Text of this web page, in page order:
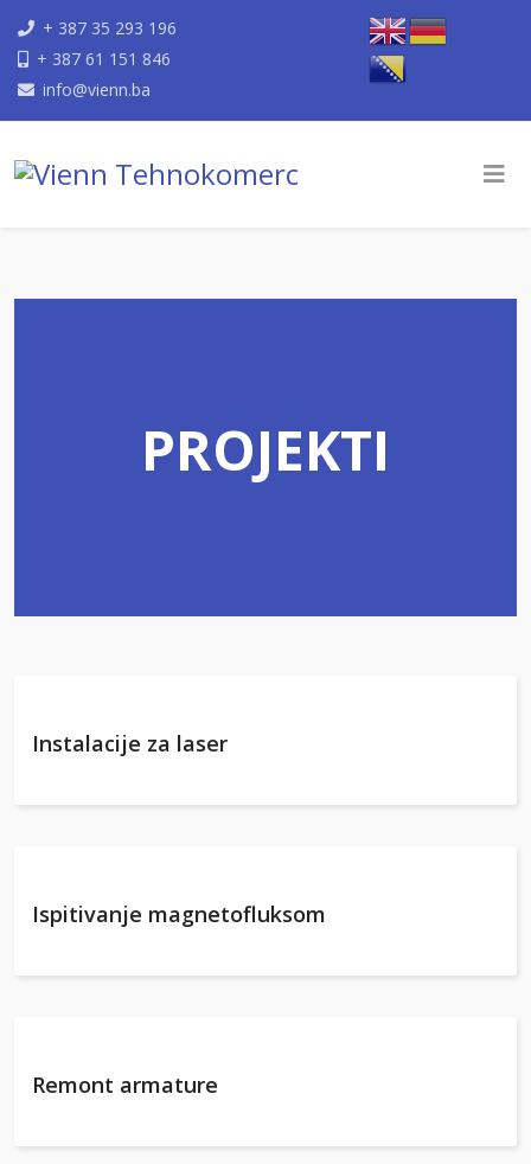
+ 387 35 293 196
+ 387 61 151 846
info@vienn.ba
PROJEKTI
Instalacije za laser
Ispitivanje magnetofluksom
Remont armature